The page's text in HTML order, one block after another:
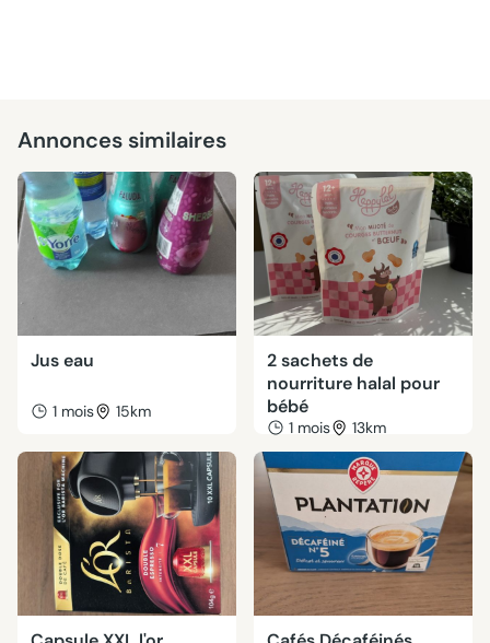
Annonces similaires
Jus eau
1 mois 15km
2 sachets de
nourriture halal pour
bébé
1 mois 13km